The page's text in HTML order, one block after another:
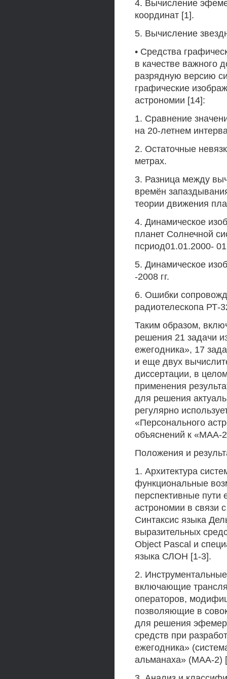
4. Вычисление
координат [1].
5. Вычисление
• Средства
в качестве важного
разрядную версию
графические
астрономии [14]:
1. Сравнение
на 20-летнем
2. Остаточные
метрах.
3. Разница между
времён
теории движения
4. Динамическое
планет Солнечной
псриод01.01.2000-
5. Динамическое
-2008 гг.
6. Ошибки
радиотелескопа РТ-
Таким образом,
решения 21 задачи
ежегодника», 17
и еще двух
диссертации, в
применения
для решения
регулярно
«Персонального
объяснений к «МАА-
Положения и
1. Архитектура
функциональные
перспективные
астрономии в связи
Синтаксис языка
выразительных
Object Pascal и
языка СЛОН [1-3].
2.
включающие
операторов,
позволяющие в
для решения
средств при
ежегодника»
альманаха» (МАА-2)